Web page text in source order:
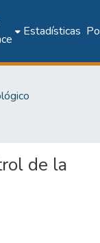
Estadísticas
de la